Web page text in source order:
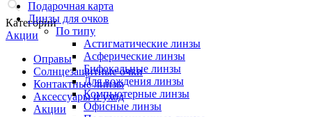
Категории
Акции
Оправы
Солнцезащитные очки
Контактные линзы
Аксессуары и уход
Акции
Подарочная карта
Линзы для очков
По типу
Астигматические линзы
Асферические линзы
Бифокальные линзы
Для вождения линзы
Компьютерные линзы
Офисные линзы